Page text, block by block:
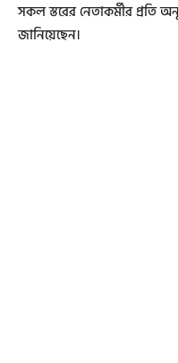
সকল স্তরের নেতাকর্মীর প্রতি
জানিয়েছেন।